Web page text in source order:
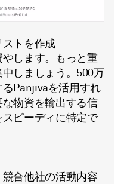
トを作成
します。もっと重
しましょう。500万
Panjivaを活用すれ
物資を輸出する信
ピーディに特定で
合他社の活動内容